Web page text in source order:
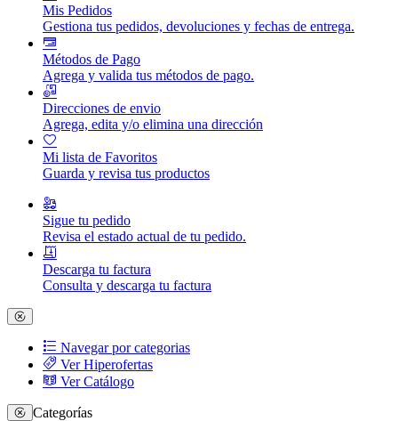
Mis Pedidos
Gestiona tus pedidos, devoluciones y fechas de entrega.
Métodos de Pago
Agrega y valida tus métodos de pago.
Direcciones de envio
Agrega, edita y/o elimina una dirección
Mi lista de Favoritos
Guarda y revisa tus productos
Sigue tu pedido
Revisa el estado actual de tu pedido.
Descarga tu factura
Consulta y descarga tu factura
Navegar por categorias
Ver Hiperofertas
Ver Catálogo
Categorías